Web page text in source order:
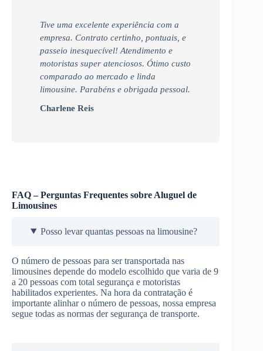
Tive uma excelente experiência com a
empresa. Contrato certinho, pontuais, e
passeio inesquecível! Atendimento e
motoristas super atenciosos. Ótimo custo
comparado ao mercado e linda
limousine. Parabéns e obrigada pessoal.
Charlene Reis
FAQ – Perguntas Frequentes sobre Aluguel de
Limousines
Posso levar quantas pessoas na limousine?
O número de pessoas para ser transportada nas
limousines depende do modelo escolhido que varia de 9
a 20 pessoas com total segurança e motoristas
habilitados experientes. Na hora da contratação é
importante alinhar o número de pessoas, nossa empresa
segue todas as normas der segurança de transporte.